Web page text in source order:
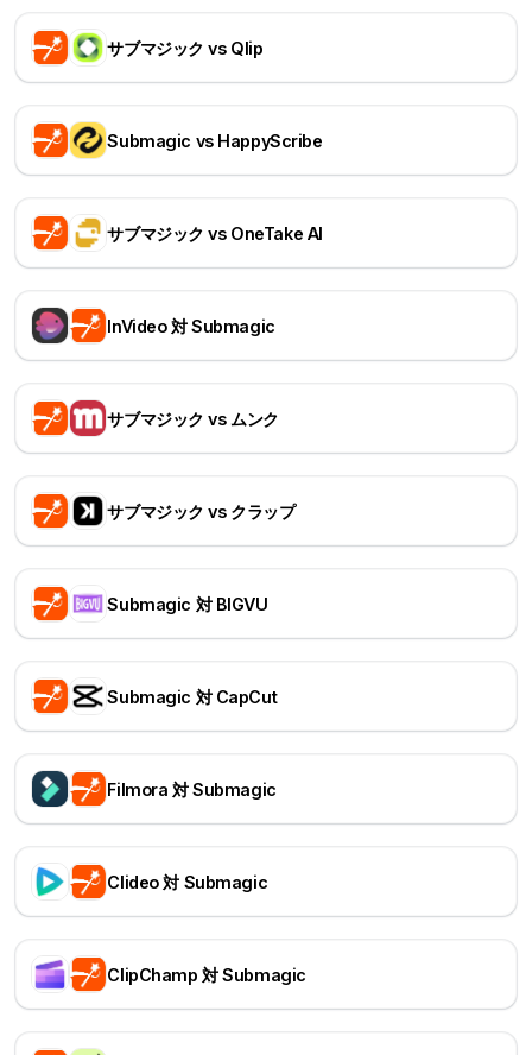
サブマジック vs Qlip
Submagic vs HappyScribe
サブマジック vs OneTake AI
InVideo 対 Submagic
サブマジック vs ムンク
サブマジック vs クラップ
Submagic 対 BIGVU
Submagic 対 CapCut
Filmora 対 Submagic
Clideo 対 Submagic
ClipChamp 対 Submagic